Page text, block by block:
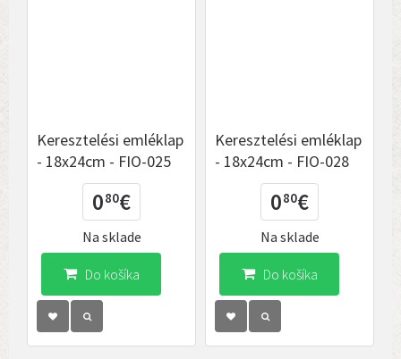
Keresztelési emléklap
- 18x24cm - FIO-025
080€
Do košíka
Na sklade
Keresztelési emléklap
- 18x24cm - FIO-028
080€
Do košíka
Na sklade